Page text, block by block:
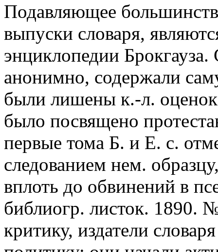
Подавляющее
выпуски словаря,
энциклопедии Брокгауза.
анонимно, содержали
были лишены к.-л.
было посвящено
первые тома Б. и Е. с.
следованием нем.
вплоть до обвинений в
библиогр. листок. 1890.
критику, издатели